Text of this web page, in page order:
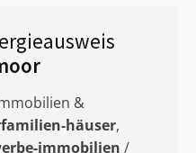
&
häuser,
immobilien /